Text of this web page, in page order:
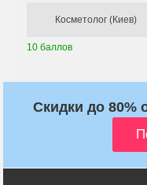
Косметолог (Киев)
10 баллов
Скидки до 80%